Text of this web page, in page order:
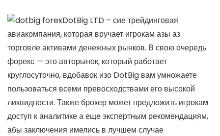
DotBig LTD – сие трейдинговая
авиакомпания, которая вручает игрокам азы аз
торговле активами денежных рынков. В свою очередь
форекс — это авторынок, который работает
круглосуточно, вдобавок изо DotBig вам умножаете
пользоваться всеми превосходствами его высокой
ликвидности. Также брокер может предложить игрокам
доступ к аналитике а еще экспертным рекомендациям,
абы заключения имелись в лучшем случае